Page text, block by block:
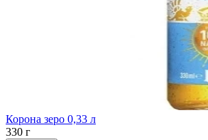
Корона зеро 0,33 л
330 г